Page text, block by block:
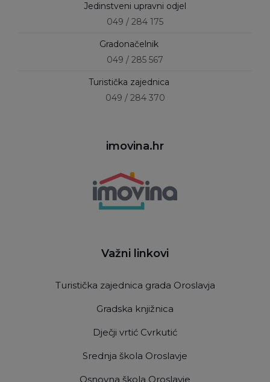
Jedinstveni upravni odjel
049 / 284 175
Gradonačelnik
049 / 285 567
Turistička zajednica
049 / 284 370
imovina.hr
Važni linkovi
Turistička zajednica grada Oroslavja
Gradska knjižnica
Dječji vrtić Cvrkutić
Srednja škola Oroslavje
Osnovna škola Oroslavje